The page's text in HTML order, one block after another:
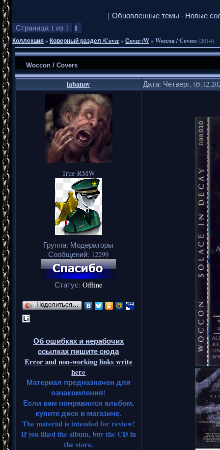
[ Обновленные темы · Новые
Страница 1 из 1 1
Коллекция»Коверный раздел /Cover»Сover /W»Woccon / Covers(2014)
Woccon / Covers
labanov Дата: Четверг,
True RMW
Группа: Модераторы
Сообщений: 12299
Статус: Offline
Поделиться…
Об ошибках и нерабочих
ссылках пишите сюда
Error and non-working links write
here
Материал предназначен для
ознакомления!
Если вам понравился альбом,
купите диск в магазине.
The material is intended for review!
If you liked the album, buy the CD in
the store.